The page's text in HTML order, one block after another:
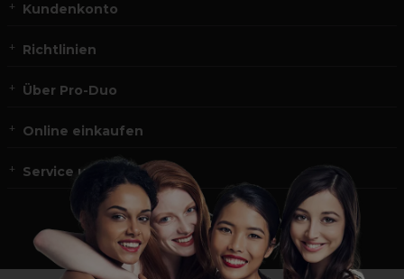
Kundenkonto
Richtlinien
Über Pro-Duo
Online einkaufen
Service und Kontakt